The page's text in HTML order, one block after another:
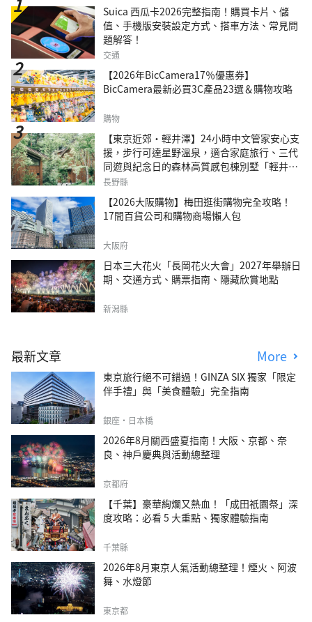
Suica 西瓜卡2026完整指南！購買卡片、儲
值、手機版安裝設定方式、搭車方法、常見問
題解答！
交通
【2026年BicCamera17％優惠券】
BicCamera最新必買3C產品23選＆購物攻略
購物
【東京近郊・輕井澤】24小時中文管家安心支
援，步行可達星野溫泉，適合家庭旅行、三代
同遊與紀念日的森林高質感包棟別墅「輕井澤
森四季VILLA」
長野縣
【2026大阪購物】梅田逛街購物完全攻略！
17間百貨公司和購物商場懶人包
大阪府
日本三大花火「長岡花火大會」2027年舉辦日
期、交通方式、購票指南、隱藏欣賞地點
新潟縣
最新文章 More
東京旅行絕不可錯過！GINZA SIX 獨家「限定
伴手禮」與「美食體驗」完全指南
銀座・日本橋
2026年8月關西盛夏指南！大阪、京都、奈
良、神戶慶典與活動總整理
京都府
【千葉】豪華絢爛又熱血！「成田祇園祭」深
度攻略：必看 5 大重點、獨家體驗指南
千葉縣
2026年8月東京人氣活動總整理！煙火、阿波
舞、水燈節
東京都